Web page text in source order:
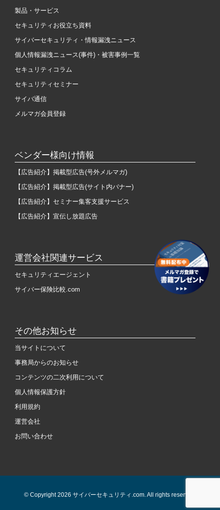
製品・サービス
セキュリティお役立ち資料
サイバーセキュリティ・情報漏洩ニュース
個人情報漏洩ニュース(事件)・被害事例一覧
セキュリティコラム
セキュリティセミナー
サイバ通信
メルマガ会員登録
ベンダー様向け情報
【広告紹介】掲載型広告(号外メルマガ)
【広告紹介】掲載型広告(サイト内バナー)
【広告紹介】セミナー集客支援サービス
【広告紹介】宣伝し放題広告
運営会社関連サービス
セキュリティエージェント
サイバー保険比較.com
その他お知らせ
当サイトについて
事務局からのお知らせ
コンテンツの二次利用について
個人情報保護方針
利用規約
運営会社
お問い合わせ
© Copyright 2026 サイバーセキュリティ.com. All rights reserved.